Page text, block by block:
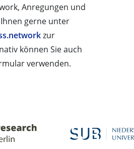
Anregungen und
gerne unter
zur
können Sie auch
verwenden.